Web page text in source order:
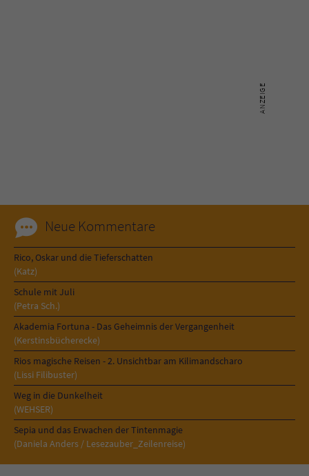
Neue Kommentare
Rico, Oskar und die Tieferschatten
(Katz)
Schule mit Juli
(Petra Sch.)
Akademia Fortuna - Das Geheimnis der Vergangenheit
(Kerstinsbücherecke)
Rios magische Reisen - 2. Unsichtbar am Kilimandscharo
(Lissi Filibuster)
Weg in die Dunkelheit
(WEHSER)
Sepia und das Erwachen der Tintenmagie
(Daniela Anders / Lesezauber_Zeilenreise)